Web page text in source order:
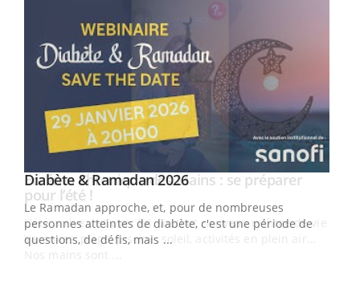
Youtube
Diabète & Ramadan 2026Youtube
Le Ramadan approche, et, pour de nombreuses
personnes atteintes de diabète, c'est une période de
questions, de défis, mais ...